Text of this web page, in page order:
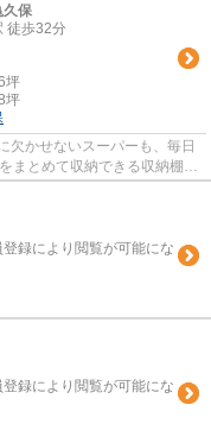
久保
徒歩32分
坪
坪
欠かせないスーパーも、毎日
まとめて収納できる収納棚が
...
録により閲覧が可能にな
録により閲覧が可能にな